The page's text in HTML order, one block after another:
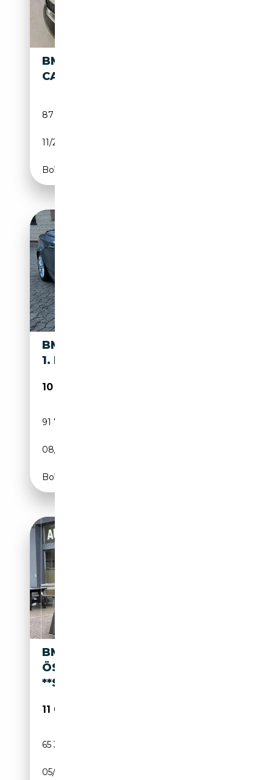
BMW 120 I
CABRIO
87 958 km
11/2011
Boîte manuelle
BMW 120 I CABRIO M-SPORT,
1. HAND,
10 750€
91 700 km
08/2009
Boîte manuelle
BMW 120 I CABRIO
ÖSTERREICH-PAKET
**SITZHEIZUNG/XENON**
11 000€
65 363 km
05/2008